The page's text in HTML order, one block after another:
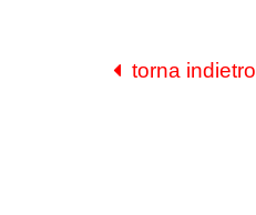
torna indietro